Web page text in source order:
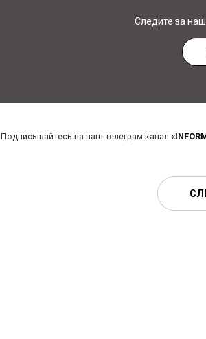
Следите за
Подписывайтесь на наш телеграм-канал